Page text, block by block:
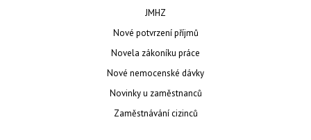
JMHZ
Nové potvrzení příjmů
Novela zákoníku práce
Nové nemocenské dávky
Novinky u zaměstnanců
Zaměstnávání cizinců